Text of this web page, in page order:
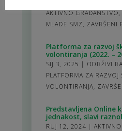
AKTIVNO GRAĐANSTVO,
MLADE SMZ, ZAVRŠENI
Platforma za razvoj
volontiranja (2022. –
SIJ 3, 2025 | ODRŽIVI
PLATFORMA ZA RAZVOJ
VOLONTIRANJA,
Predstavljena Online
jednakost, slavi
RUJ 12, 2024 |